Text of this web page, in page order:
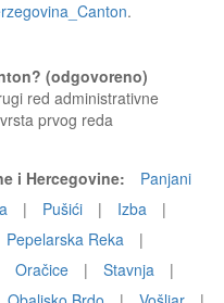
.
(odgovoreno)
red administrativne
prvog reda
i Hercegovine:
Panjani
| Pušići | Izba
|
Pepelarska Reka
|
Oračice | Stavnja
|